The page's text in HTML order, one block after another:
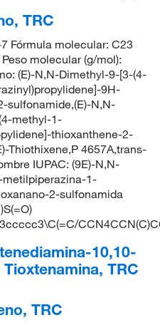
TRC
Fórmula molecular: C23
molecular (g/mol):
(E)-N,N-Dimethyl-9-[3-(4-
9H-
sulfonamide,(E)-N,N-
methyl-1-
thioxanthene-2-
Thiothixene,P 4657A,trans-
IUPAC: (9E)-N,N-
1-
2-sulfonamida
10,10-
TRC
TRC